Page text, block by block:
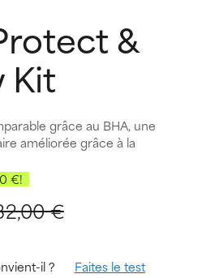
&
Kit
grâce au BHA, une
améliorée grâce à la
€!
€
il ?
Faites le test